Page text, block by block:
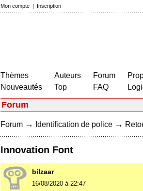
Mon compte | Inscription
Thèmes
Nouveautés
Auteurs
Top
Forum
FAQ
Forum
Forum → Identification de police →
Innovation Font
bilzaar
16/08/2020 à 22:47